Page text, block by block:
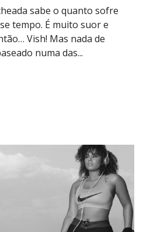
sabe o quanto sofre
tempo. É muito suor e
Vish! Mas nada de
numa das...